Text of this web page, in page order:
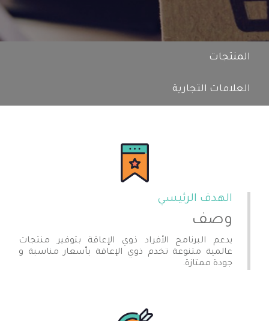
المنتجات
العلامات التجارية
الهدف الرئيسي
وصف
يدعم البرنامج الأفراد ذوي الإعاقة بتوفير منتجات
عالمية متنوعة تخدم ذوي الإعاقة بأسعار مناسبة و
جودة ممتازة.